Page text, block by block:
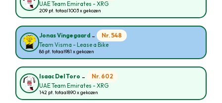
UAE Team Emirates - XRG
209 pt. totaal1003 x gekozen
Jonas Vingegaard - Nr. 548
Team Visma - Lease a Bike
86 pt. totaal981 x gekozen
Isaac Del Toro - Nr. 602
UAE Team Emirates - XRG
142 pt. totaal890 x gekozen